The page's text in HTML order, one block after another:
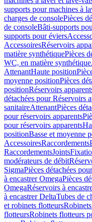
supports pour machines à
charges de consolePièces
de consoleBâti-supports
supports pour éviers
AccessoiresRéservoirs
matière synthétiquePièces
WC, en matière synthétique
AttenantHaute position
moyenne positionPièces
positionRéservoirs
détachées pour Réservoirs
sanitaireAttenantPièces
pour réservoirs apparents
pour réservoirs apparents
positionBasse et moyenne
AccessoiresRaccordements
RaccordementsJoints
modérateurs de débit
SigmaPièces détachées
à encastrer OmegaPièces
OmegaRéservoirs à
à encastrer DeltaTubes de
et robinets flotteurs
flotteursRobinets flotteurs